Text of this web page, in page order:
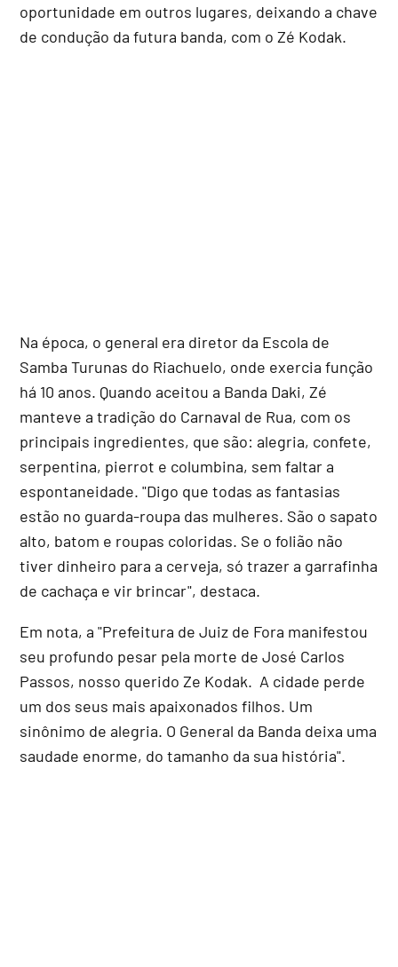
oportunidade em outros lugares, deixando a chave
de condução da futura banda, com o Zé Kodak.
Na época, o general era diretor da Escola de
Samba Turunas do Riachuelo, onde exercia função
há 10 anos. Quando aceitou a Banda Daki, Zé
manteve a tradição do Carnaval de Rua, com os
principais ingredientes, que são: alegria, confete,
serpentina, pierrot e columbina, sem faltar a
espontaneidade. "Digo que todas as fantasias
estão no guarda-roupa das mulheres. São o sapato
alto, batom e roupas coloridas. Se o folião não
tiver dinheiro para a cerveja, só trazer a garrafinha
de cachaça e vir brincar", destaca.
Em nota, a "Prefeitura de Juiz de Fora manifestou
seu profundo pesar pela morte de José Carlos
Passos, nosso querido Ze Kodak. A cidade perde
um dos seus mais apaixonados filhos. Um
sinônimo de alegria. O General da Banda deixa uma
saudade enorme, do tamanho da sua história".